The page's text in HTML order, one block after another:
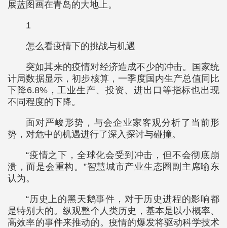
展蓝图画在青岛的大地上。
1
怎么看疫情下的挑战与机遇
突如其来的疫情对经济造成不少的冲击。国家统
计局数据显示，初步核算，一季度国内生产总值同比
下降6.8%，工业生产、投资、进出口等指标也出现
不同程度的下降。
面对严峻形势，与会企业家客观分析了当前形
势，对危中的机遇进行了深入探讨与碰撞。
“疫情之下，全球化会受到冲击，但不会彻底崩
溃，而是会重构。”智慧城市产业生态圈副主席喻东
认为。
“历史上的黑天鹅事件，对于历史进程的影响都
是特别大的。纵观整个人类历史，基本是以小概率、
高效率的事件来推动的。疫情的爆发将驱动科学技术